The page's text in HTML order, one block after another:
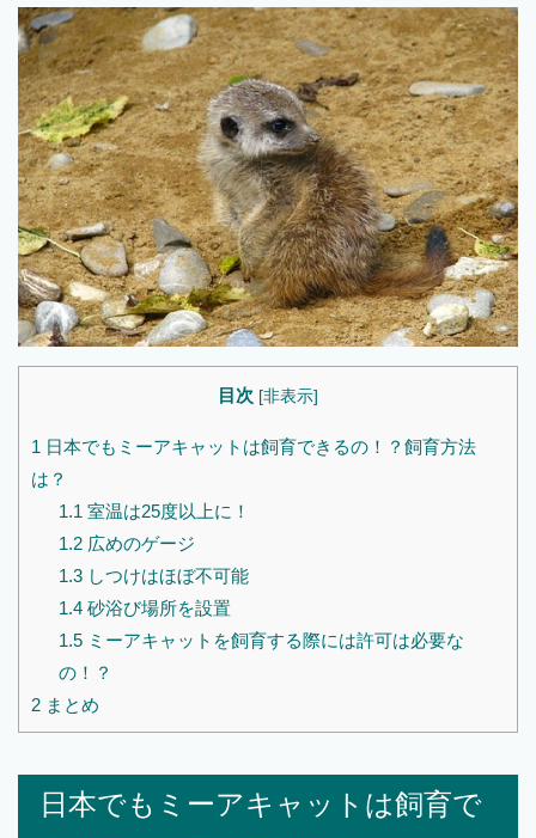
目次 [非表示]
1 日本でもミーアキャットは飼育できるの！？飼育方法
は？
1.1 室温は25度以上に！
1.2広めのゲージ
1.3しつけはほぼ不可能
1.4砂浴び場所を設置
1.5ミーアキャットを飼育する際には許可は必要な
の！？
2 まとめ
日本でもミーアキャットは飼育で